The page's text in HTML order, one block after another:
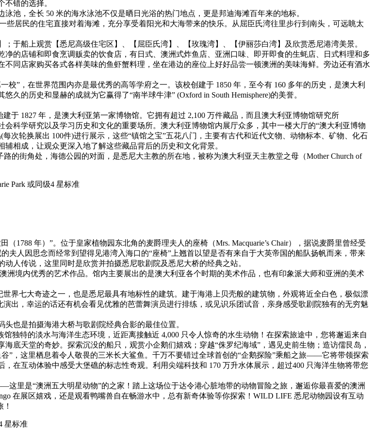
错的选择。
池，全长 50 米的海水泳池不仅是晒日光浴的热门地点，更是邦迪海滩百年来的地标。
些居民的住宅直接对着海滩，充分享受着阳光和大海带来的快乐。从屈臣氏湾往里步行到南头，可远眺太
于船上观赏【悉尼高级住宅区】、【屈臣氏湾】、【玫瑰湾】、【伊丽莎白湾】及欣赏悉尼港湾美景。
的店铺和即食烹调贩卖的饮食店，有日式、澳洲式炸鱼店、亚洲口味、即开即食的生蚝店、日式料理和多
同店家购买各式各样美味的鱼虾蟹料理，坐在港边的座位上好好品尝一顿澳洲的美味海鲜。旁边还有酒水
校”，在世界范围内亦是最优秀的高等学府之一。该校创建于 1850 年，至今有 160 多年的历史，是澳大利
的历史和显赫的成就为它赢得了“南半球牛津” (Oxford in South Hemisphere)的美誉。
于 1827 年，是澳大利亚第一家博物馆。它拥有超过 2,100 万件藏品，而且澳大利亚博物馆研究所
会科学研究以及学习历史和文化的重要场所。澳大利亚博物馆内展厅众多，其中一楼大厅的“澳大利亚博物
次轮换展出 100件)进行展示，这些“镇馆之宝”五花八门，主要有古代和近代文物、动物标本、矿物、化石
相成，让观众更深入地了解这些藏品背后的历史和文化背景。
路的街角处，海德公园的对面，是悉尼大主教的所在地，被称为澳大利亚天主教堂之母（Mother Church of
Park 或同级4 星标准
1788 年）”。位于皇家植物园东北角的麦爵理夫人的座椅（Mrs. Macquarie’s Chair），据说麦爵里曾经受
夫人因思念而经常到望得见港湾入海口的“座椅”上翘首以望是否有来自于大英帝国的船队扬帆而来，带来
人传说，这里同时是欣赏并拍摄悉尼歌剧院及悉尼大桥的经典之站。
洲境内优秀的艺术作品。馆内主要展出的是澳大利亚各个时期的美术作品，也有印象派大师和亚洲的美术
界七大奇迹之一，也是悉尼最具有地标性的建筑。建于海港上贝壳般的建筑物，外观将近全白色，极似漂
出，幸运的话还有机会看见优雅的芭蕾舞演员进行排练，或见识乐团试音，亲身感受歌剧院独有的无穷魅
也是拍摄海港大桥与歌剧院经典合影的最佳位置。
独特的淡水与海洋生态环境，近距离接触近 4,000 只令人惊奇的水生动物！在探索旅途中，您将邂逅来自
底天堂的奇妙。探索沉没的船只，观赏小企鹅们嬉戏；穿越“侏罗纪海域”，遇见史前生物；造访儒艮岛，
”，这里栖息着令人敬畏的三米长大鲨鱼。千万不要错过全球首创的“企鹅探险”乘船之旅——它将带领探索
在互动体验中感受大堡礁的标志性奇观。利用尖端科技和 170 万升水体展示，超过400 只海洋生物将带您
里是“澳洲五大明星动物”的之家！踏上这场位于达令港心脏地带的动物冒险之旅，邂逅你最喜爱的澳洲
在展区嬉戏，还是观看鸭嘴兽自在畅游水中，总有新奇体验等你探索！WILD LIFE 悉尼动物园设有互动
星标准